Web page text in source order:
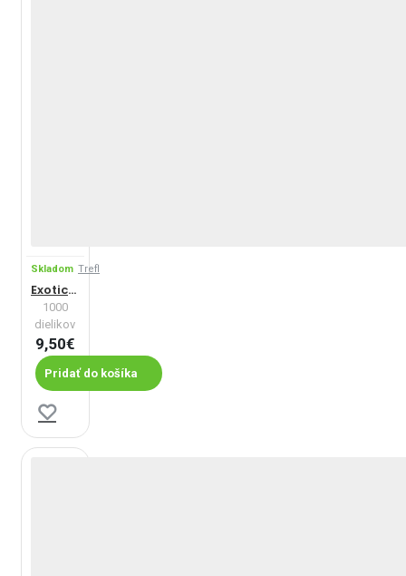
Skladom Trefl
Exotické zvieratá
1000
dielikov
9,50€
Pridať do košíka